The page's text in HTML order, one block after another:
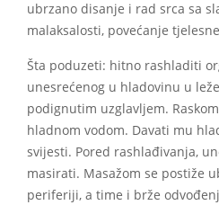
ubrzano disanje i rad srca sa
malaksalosti, povećanje
Šta poduzeti: hitno rashladiti
unesrećenog u hladovinu u
podignutim uzglavljem.
hladnom vodom. Davati mu
svijesti. Pored rashlađivanja,
masirati. Masažom se postiže
periferiji, a time i brže